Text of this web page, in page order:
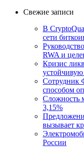
Свежие записи
В
сети
RWA и
Кризис
Сотрудник
способом
Сложность
3,15%
вызывает
России